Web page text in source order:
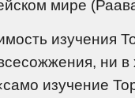
мире
изучения
ни
изучение